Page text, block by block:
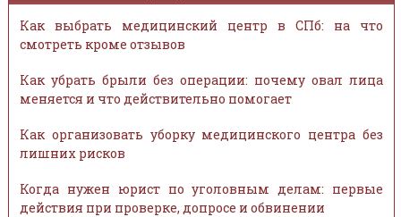
Как выбрать медицинский центр в СПб: на что
смотреть кроме отзывов
Как убрать брыли без операции: почему овал лица
меняется и что действительно помогает
Как организовать уборку медицинского центра без
лишних рисков
Когда нужен юрист по уголовным делам: первые
действия при проверке, допросе и обвинении